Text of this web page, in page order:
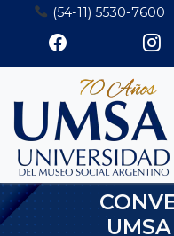
Saltar
contenido
(54-11) 5530-7600